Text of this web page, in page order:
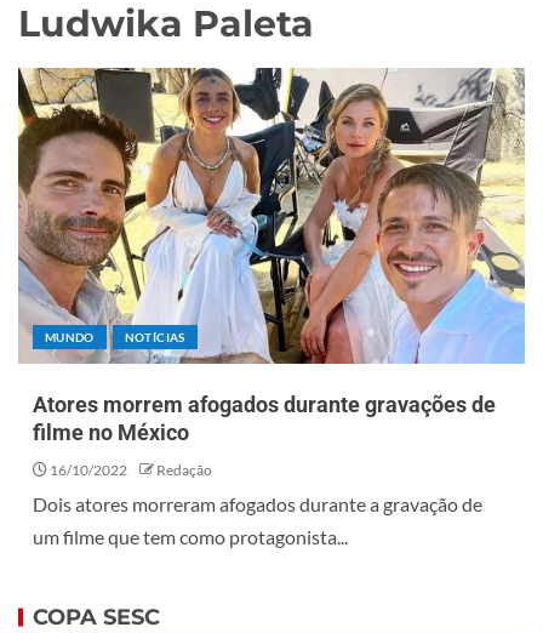
Ludwika Paleta
MUNDO NOTÍCIAS
Atores morrem afogados durante gravações de
filme no México
16/10/2022 Redação
Dois atores morreram afogados durante a gravação de
um filme que tem como protagonista...
COPA SESC